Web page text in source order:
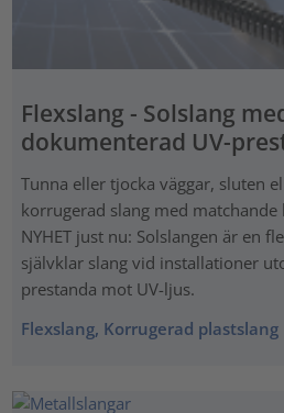
Flexslang - Solslang
dokumenterad UV-
Tunna eller tjocka väggar, sluten
korrugerad slang med
NYHET just nu: Solslangen är en
självklar slang vid installationer
prestanda mot UV-ljus.
Flexslang, Korrugerad plastslang